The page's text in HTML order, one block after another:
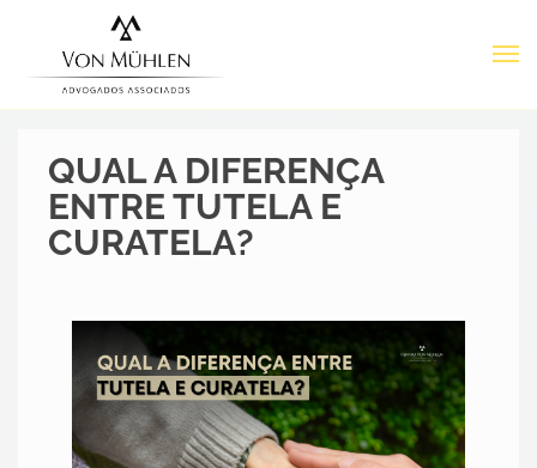
QUAL A DIFERENÇA
ENTRE TUTELA E
CURATELA?